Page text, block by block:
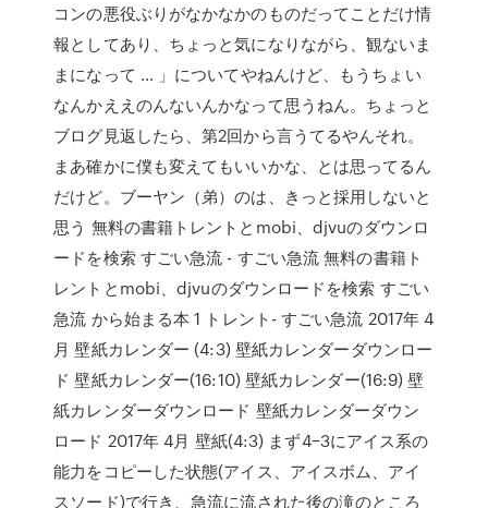
コンの悪役ぶりがなかなかのものだってことだけ情
報としてあり、ちょっと気になりながら、観ないま
まになって … 」についてやねんけど、もうちょい
なんかええのんないんかなって思うねん。ちょっと
ブログ見返したら、第2回から言うてるやんそれ。
まあ確かに僕も変えてもいいかな、とは思ってるん
だけど。ブーヤン（弟）のは、きっと採用しないと
思う 無料の書籍トレントとmobi、djvuのダウンロ
ードを検索 すごい急流 - すごい急流 無料の書籍ト
レントとmobi、djvuのダウンロードを検索 すごい
急流 から始まる本 1 トレント- すごい急流 2017年 4
月 壁紙カレンダー (4:3) 壁紙カレンダーダウンロー
ド 壁紙カレンダー(16:10) 壁紙カレンダー(16:9) 壁
紙カレンダーダウンロード 壁紙カレンダーダウン
ロード 2017年 4月 壁紙(4:3) まず4−3にアイス系の
能力をコピーした状態(アイス、アイスボム、アイ
スソード)で行き、急流に流された後の滝のところ